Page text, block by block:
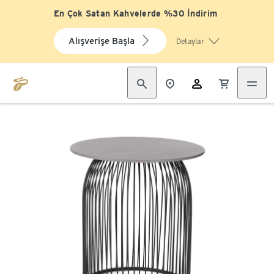
En Çok Satan Kahvelerde %30 İndirim
Alışverişe Başla Detaylar